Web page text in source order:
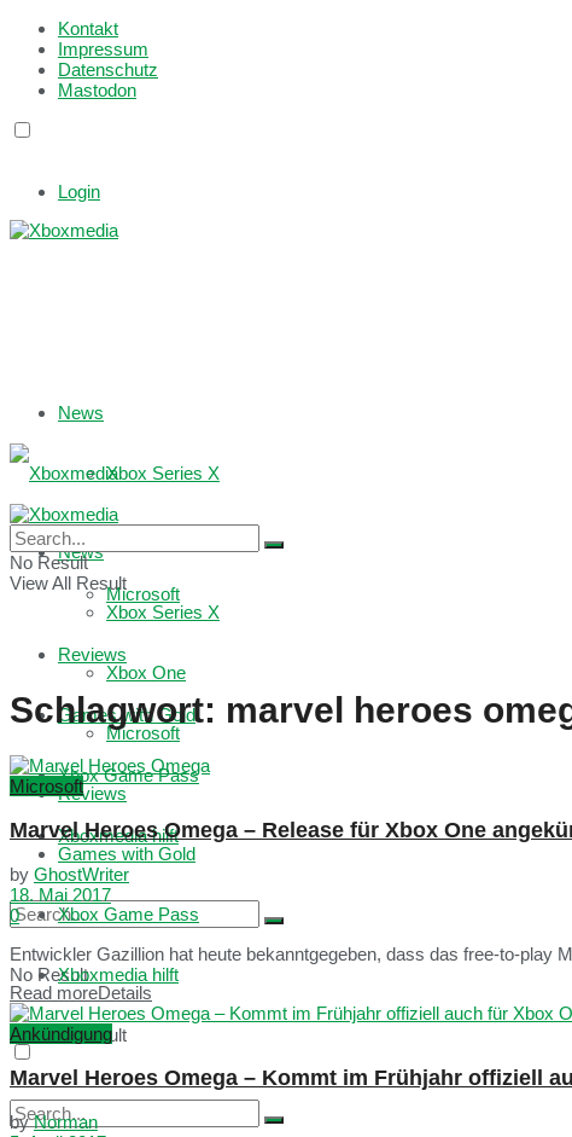
Kontakt
Impressum
Datenschutz
Mastodon
Login
News
Xbox Series X
Microsoft
Reviews
Games with Gold
Xbox Game Pass
Xboxmedia hilft
No Result
View All Result
News
Xbox Series X
Xbox One
Microsoft
Reviews
Games with Gold
Xbox Game Pass
Xboxmedia hilft
No Result
View All Result
Schlagwort: marvel heroes
Microsoft
Marvel Heroes Omega – Release für Xbox One
by GhostWriter
18. Mai 2017
0
Entwickler Gazillion hat heute bekanntgegeben, dass das free-to-
Read moreDetails
Ankündigung
Marvel Heroes Omega – Kommt im Frühjahr offiziell
by Norman